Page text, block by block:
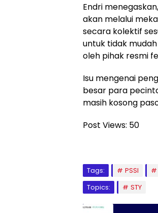
Endri
akan melalui
secara kolektif
untuk tidak
oleh pihak resmi
Isu mengenai
besar para
masih kosong
Post Views: 50
Tags: PSSI
Topics:
STY